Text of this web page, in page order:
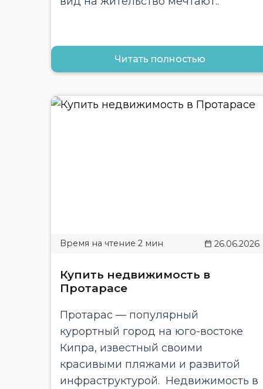
Читать полностью
26.06.2026
Купить недвижимость в
Протарасе
Протарас — популярный
курортный город на юго-востоке
Кипра, известный своими
красивыми пляжами и развитой
инфраструктурой. Недвижимость в